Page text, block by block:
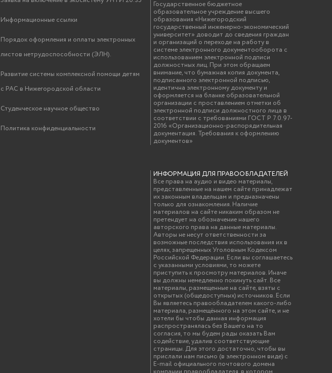
Информационные ссылки
Порядок оформления и оплаты электронных
листов нетрудоспособности (ЭЛН).
Развитие системы комплексной помощи детям
с РАС в Нижегородской области
Студенческое научное общество
Политика конфиденциальности
Государственное бюджетное
образовательное учреждение высшего
образования «Нижегородский
государственный инженерно-экономический
университет» доводит до сведения граждан
и организаций о переходе на работу в
системе электронного документооборота с
использованием электронной подписи
должностных лиц. При этом обращаем
внимание, что бумажная копия документа,
подписанного электронной подписью,
идентична электронному документу и
оформляется на бланке образовательной
организации с проставлением отметки об
электронной подписи должностного лица в
соответствии с требованиями ГОСТ Р 7.0.97-
2016 «Организационно-распорядительная
документация. Требования к оформлению
документов»
ИНФОРМАЦИЯ ДЛЯ ПРАВООБЛАДАТЕЛЕЙ
Все права на аудио и видео материалы,
представленные на нашем сайте принадлежат
их законным владельцам и предназначены
только для ознакомления. Наличие
материалов на сайте никаким образом не
претендует на обозначение нашего
авторского права на данные материалы.
Авторы не несут ответственности за
возможные последствия использования их в
целях, запрещенных Уголовным Кодексом
Российской Федерации. Если вы соглашаетесь
с указанными условиями, то можете
приступить к просмотру материалов. Иначе
вы должны немедленно покинуть сайт. Все
материалы, размещенные на сайте, взяты с
открытых (общедоступных) источников. Если
Вы являетесь правообладателем какого-либо
материала, размещённого на этом сайте, и не
хотели бы чтобы данная информация
распространялась без Вашего на то
согласия, то мы будем рады оказать Вам
содействие, удалив соответствующие
страницы. Для этого достаточно, чтобы вы
прислали нам письмо (в электронном виде) с
E-mail официального почтового домена